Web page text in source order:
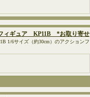
ィギュア KP11B *お取り寄せ
6サイズ（約30cm）のアクションフ